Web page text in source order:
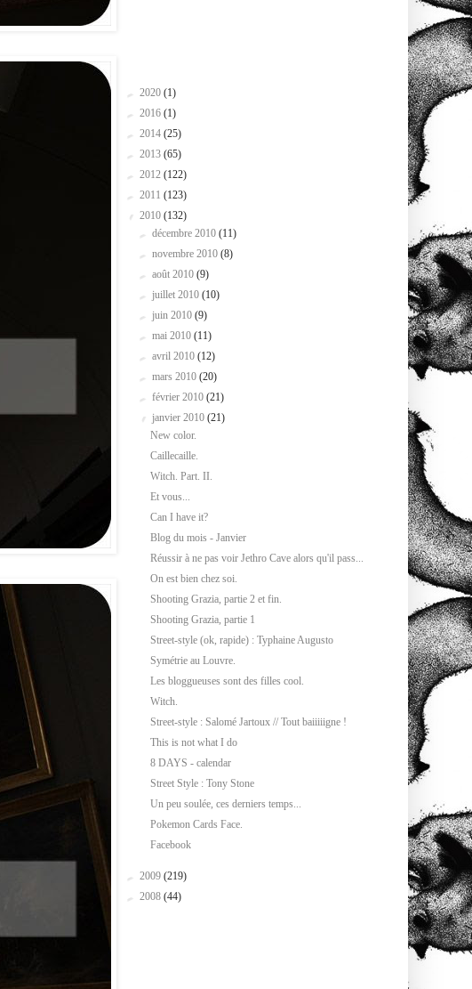
► 2020 (1)
► 2016 (1)
► 2014 (25)
► 2013 (65)
► 2012 (122)
► 2011 (123)
▼ 2010 (132)
►décembre 2010(11)
►novembre 2010(8)
►août 2010(9)
►juillet 2010(10)
►juin 2010(9)
►mai 2010(11)
►avril 2010(12)
►mars 2010(20)
►février 2010(21)
▼janvier 2010(21)
New color.
Caillecaille.
Witch. Part. II.
Et vous...
Can I have it?
Blog du mois - Janvier
Réussir à ne pas voir Jethro Cave alors qu'il pass...
On est bien chez soi.
Shooting Grazia, partie 2 et fin.
Shooting Grazia, partie 1
Street-style (ok, rapide) : Typhaine Augusto
Symétrie au Louvre.
Les bloggueuses sont des filles cool.
Witch.
Street-style : Salomé Jartoux // Tout baiiiiigne !
This is not what I do
8 DAYS - calendar
Street Style : Tony Stone
Un peu soulée, ces derniers temps...
Pokemon Cards Face.
Facebook
► 2009 (219)
► 2008 (44)